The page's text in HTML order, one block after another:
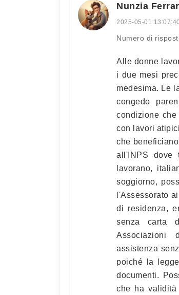
Nunzia
2025-05-01 13:07:40
Numero di
Alle donne
i due mesi
medesima. Le
congedo
condizione
con lavori
che
all'INPS dove
lavorano,
soggiorno,
l'Assessorato
di residenza,
senza carta
Associazioni
assistenza
poiché la
documenti.
che ha